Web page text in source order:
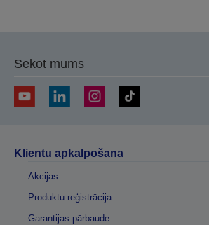
Sekot mums
Klientu apkalpošana
Akcijas
Produktu reģistrācija
Garantijas pārbaude